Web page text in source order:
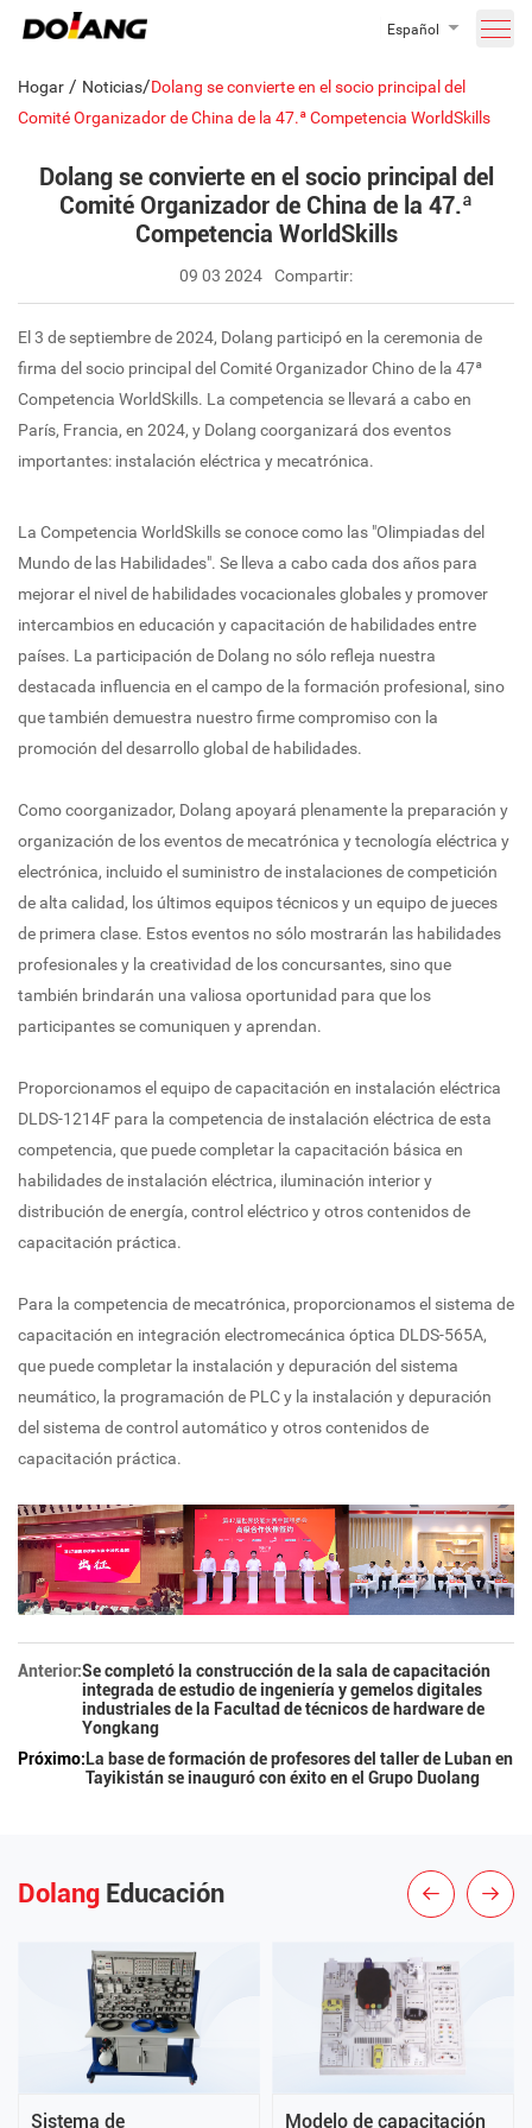
Español
Hogar / Noticias/Dolang se convierte en el socio principal del
Comité Organizador de China de la 47.ª Competencia WorldSkills
Dolang se convierte en el socio principal del
Comité Organizador de China de la 47.ª
Competencia WorldSkills
09 03 2024 Compartir:
El 3 de septiembre de 2024, Dolang participó en la ceremonia de
firma del socio principal del Comité Organizador Chino de la 47ª
Competencia WorldSkills. La competencia se llevará a cabo en
París, Francia, en 2024, y Dolang coorganizará dos eventos
importantes: instalación eléctrica y mecatrónica.
La Competencia WorldSkills se conoce como las "Olimpiadas del
Mundo de las Habilidades". Se lleva a cabo cada dos años para
mejorar el nivel de habilidades vocacionales globales y promover
intercambios en educación y capacitación de habilidades entre
países. La participación de Dolang no sólo refleja nuestra
destacada influencia en el campo de la formación profesional, sino
que también demuestra nuestro firme compromiso con la
promoción del desarrollo global de habilidades.
Como coorganizador, Dolang apoyará plenamente la preparación y
organización de los eventos de mecatrónica y tecnología eléctrica y
electrónica, incluido el suministro de instalaciones de competición
de alta calidad, los últimos equipos técnicos y un equipo de jueces
de primera clase. Estos eventos no sólo mostrarán las habilidades
profesionales y la creatividad de los concursantes, sino que
también brindarán una valiosa oportunidad para que los
participantes se comuniquen y aprendan.
Proporcionamos el equipo de capacitación en instalación eléctrica
DLDS-1214F para la competencia de instalación eléctrica de esta
competencia, que puede completar la capacitación básica en
habilidades de instalación eléctrica, iluminación interior y
distribución de energía, control eléctrico y otros contenidos de
capacitación práctica.
Para la competencia de mecatrónica, proporcionamos el sistema de
capacitación en integración electromecánica óptica DLDS-565A,
que puede completar la instalación y depuración del sistema
neumático, la programación de PLC y la instalación y depuración
del sistema de control automático y otros contenidos de
capacitación práctica.
Anterior:Se completó la construcción de la sala de capacitación
integrada de estudio de ingeniería y gemelos digitales
industriales de la Facultad de técnicos de hardware de
Yongkang
Próximo: La base de formación de profesores del taller de Luban en
Tayikistán se inauguró con éxito en el Grupo Duolang
Dolang Educación
Sistema de Modelo de capacitación